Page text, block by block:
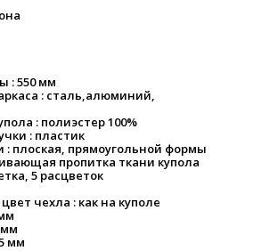
: 550 мм
: сталь,алюминий,
: полиэстер 100%
: пластик
: плоская, прямоугольной формы
пропитка ткани купола
5 расцветок
чехла : как на куполе
мм